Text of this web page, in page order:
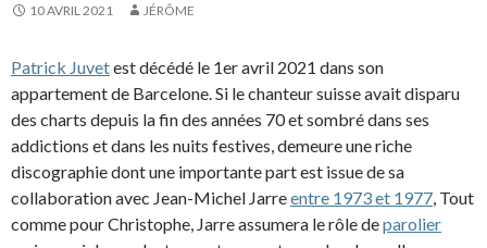
10 AVRIL 2021 JÉRÔME
Patrick Juvetest décédé le 1er avril 2021 dans son
appartement de Barcelone. Si le chanteur suisse avait disparu
des charts depuis la fin des années 70 et sombré dans ses
addictions et dans les nuits festives, demeure une riche
discographie dont une importante part est issue de sa
collaboration avec Jean-Michel Jarreentre 1973 et 1977 , Tout
comme pour Christophe, Jarre assumera le rôle deparolier